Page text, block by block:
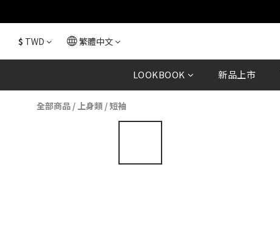
$ TWD 繁體中文
LOOKBOOK 新品上市
全部商品 / 上身類 /短袖